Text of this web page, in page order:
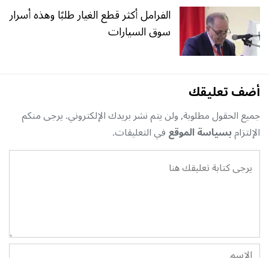
الفرامل أكثر قطع الغيار طلبًا وهذه أسرار
سوق السيارات
أضف تعليقك
جميع الحقول مطلوبة, ولن يتم نشر بريدك الإلكتروني. يرجى منكم
الإلتزامبسياسة الموقعفي التعليقات.